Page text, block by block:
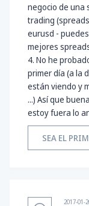
negocio de una
trading
eurusd -
mejores
4. No he
primer día (a la
están viendo y
...) Así que
estoy fuera lo
SEA EL
2017-01-